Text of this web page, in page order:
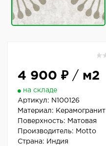
4 900 ₽/ м2
на складе
Артикул: N100126
Материал: Керамогранит
Поверхность: Матовая
Производитель: Motto
Страна: Индия